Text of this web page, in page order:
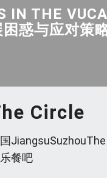
IN THE
惑与应对策
Circle
餐吧